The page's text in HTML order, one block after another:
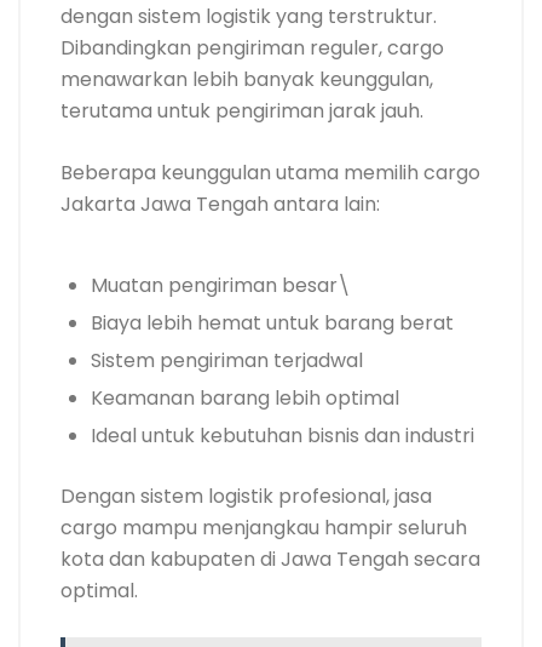
dengan sistem logistik yang terstruktur.
Dibandingkan pengiriman reguler, cargo
menawarkan lebih banyak keunggulan,
terutama untuk pengiriman jarak jauh.
Beberapa keunggulan utama memilih cargo
Jakarta Jawa Tengah antara lain:
Muatan pengiriman besar\
Biaya lebih hemat untuk barang berat
Sistem pengiriman terjadwal
Keamanan barang lebih optimal
Ideal untuk kebutuhan bisnis dan industri
Dengan sistem logistik profesional, jasa
cargo mampu menjangkau hampir seluruh
kota dan kabupaten di Jawa Tengah secara
optimal.